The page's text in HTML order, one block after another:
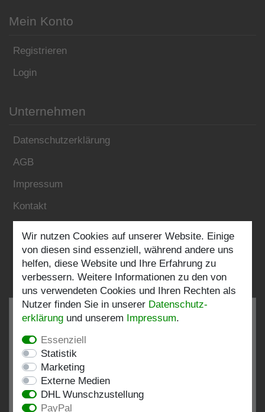
Mein Konto
Registrieren
Login
Unternehmen
Datenschutzerklärung
AGB
Impressum
Kontakt
Folgen Sie uns:
bei: shopvote.de, Amazon
Bewertungsprofil bei SHOPVOTE.DE ansehen
Wir nutzen Cookies auf unserer Website. Einige
von diesen sind essenziell, während andere uns
helfen, diese Website und Ihre Erfahrung zu
verbessern. Weitere Informationen zu den von
uns verwendeten Cookies und Ihren Rechten als
Nutzer finden Sie in unserer Daten­schutz­
erklärung und unserem Impressum.
Essenziell
Statistik
Marketing
Externe Medien
DHL Wunschzustellung
PayPal